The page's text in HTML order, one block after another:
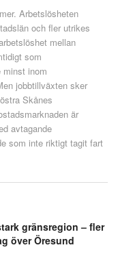
Arbetslösheten
och fler utrikes
mellan
som
minst inom
jobbtillväxten sker
Skånes
är
avtagande
som inte riktigt tagit fart
gränsregion – fler
över Öresund